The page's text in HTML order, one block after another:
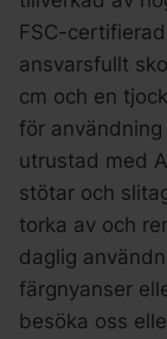
FSC-
ansvarsfullt
cm och en
för
utrustad med
stötar och
torka av och
daglig
färgnyanser
besöka oss